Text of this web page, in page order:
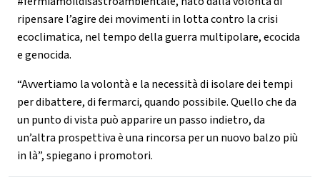
ripensare l’agire dei movimenti in lotta contro la crisi
ecoclimatica, nel tempo della guerra multipolare, ecocida
e genocida.
“Avvertiamo la volontà e la necessità di isolare dei tempi
per dibattere, di fermarci, quando possibile. Quello che da
un punto di vista può apparire un passo indietro, da
un’altra prospettiva è una rincorsa per un nuovo balzo più
in là”, spiegano i promotori.